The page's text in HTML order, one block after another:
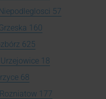
57
160
625
18
68
177